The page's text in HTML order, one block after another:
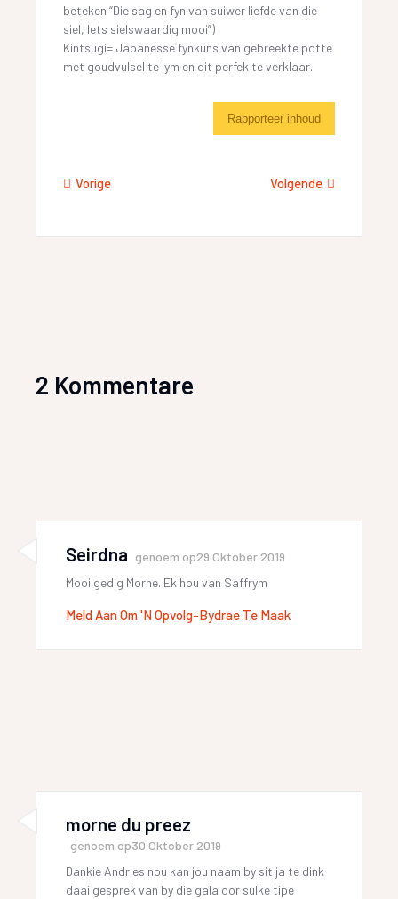
beteken “Die sag en fyn van suiwer liefde van die
siel, Iets sielswaardig mooi”)
Kintsugi= Japanesse fynkuns van gebreekte potte
met goudvulsel te lym en dit perfek te verklaar.
Rapporteer inhoud
Vorige Volgende
2 Kommentare
Seirdna genoem op29 Oktober 2019
Mooi gedig Morne. Ek hou van Saffrym
Meld Aan Om 'n Opvolg-Bydrae Te Maak
morne du preez
genoem op30 Oktober 2019
Dankie Andries nou kan jou naam by sit ja te dink
daai gesprek van by die gala oor sulke tipe